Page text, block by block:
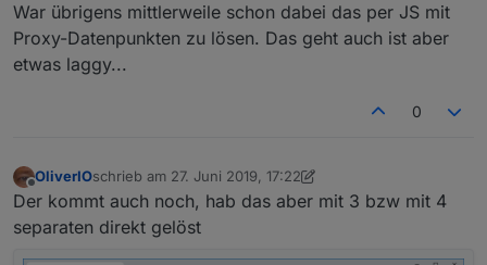
Dropdaown/Auswahlliste (@BoehserWolf)
erhalten.
War übrigens mittlerweile schon dabei das per JS mit
Proxy-Datenpunkten zu lösen. Das geht auch ist aber
etwas laggy...
0
Offline
OliverIOschrieb am 27. Juni 2019, 17:22
zuletzt editiert von OliverIO
Der kommt auch noch, hab das aber mit 3 bzw mit 4
separaten direkt gelöst